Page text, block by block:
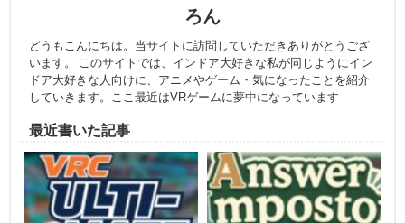
ろん
どうもこんにちは。当サイトに訪問していただきありがとうござ
います。 このサイトでは、インドア大好きな私が同じようにイン
ドア大好きな人向けに、アニメやゲーム・気になったことを紹介
していきます。ここ最近はVRゲームに夢中になっています
最近書いた記事